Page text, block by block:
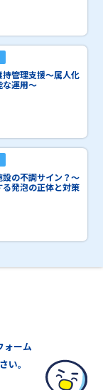
管理支援～属人化
な運用～
の不調サイン？～
発泡の正体と対策
ォーム
い。